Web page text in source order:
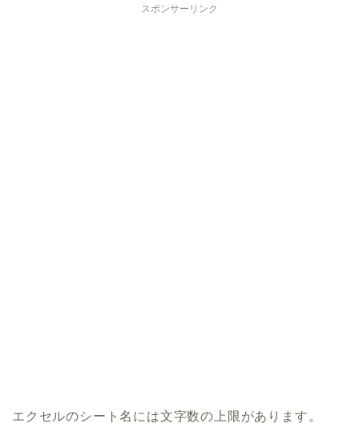
スポンサーリンク
エクセルのシート名には文字数の上限があります。